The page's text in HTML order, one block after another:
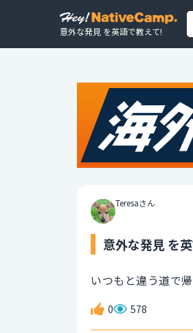
意外な発見 を英語で教えて!
Teresaさん
意外な発見 を
いつもと違う道で
0 578